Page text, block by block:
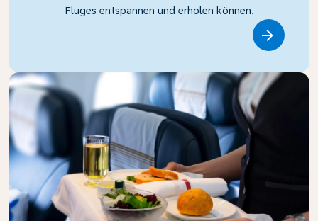
Fluges entspannen und erholen können.